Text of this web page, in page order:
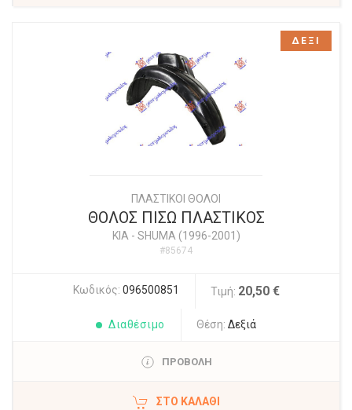
ΠΛΑΣΤΙΚΟΙ ΘΟΛΟΙ
ΘΟΛΟΣ ΠΙΣΩ ΠΛΑΣΤΙΚΟΣ
KIA - SHUMA (1996-2001)
#85674
Κωδικός: 096500851 Τιμή: 20,50 €
Διαθέσιμο Θέση: Δεξιά
ΠΡΟΒΟΛΗ
ΣΤΟ ΚΑΛΆΘΙ
ΔΕΞΙ